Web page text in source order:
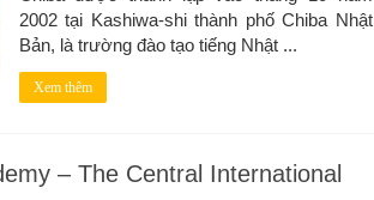
2002 tại Kashiwa-shi thành phố Chiba Nhật
Bản, là trường đào tạo tiếng Nhật ...
Xem thêm
– The Central International